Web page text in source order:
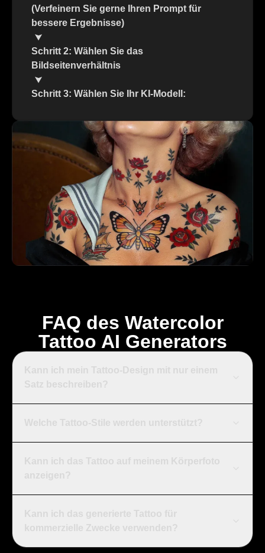
(Verfeinern Sie gerne Ihren Prompt für
bessere Ergebnisse)
Schritt 2: Wählen Sie das
Bildseitenverhältnis
Schritt 3: Wählen Sie Ihr KI-Modell:
FAQ des Watercolor
Tattoo AI Generators